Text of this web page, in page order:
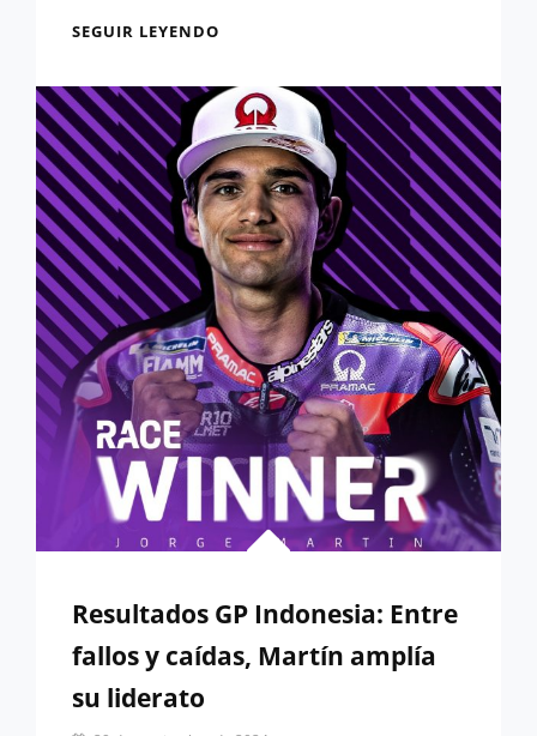
SEGUIR LEYENDO
SU
CALENDARIO
PARA
2026
Resultados GP Indonesia: Entre
fallos y caídas, Martín amplía
su liderato